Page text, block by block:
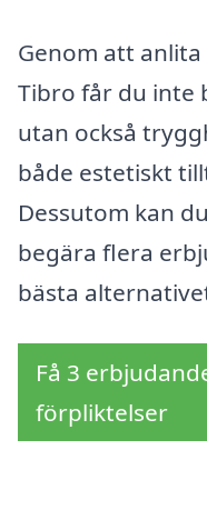
Genom att
Tibro får du inte
utan också
både estetiskt
Dessutom kan
begära flera
bästa
Få 3
förpliktelser